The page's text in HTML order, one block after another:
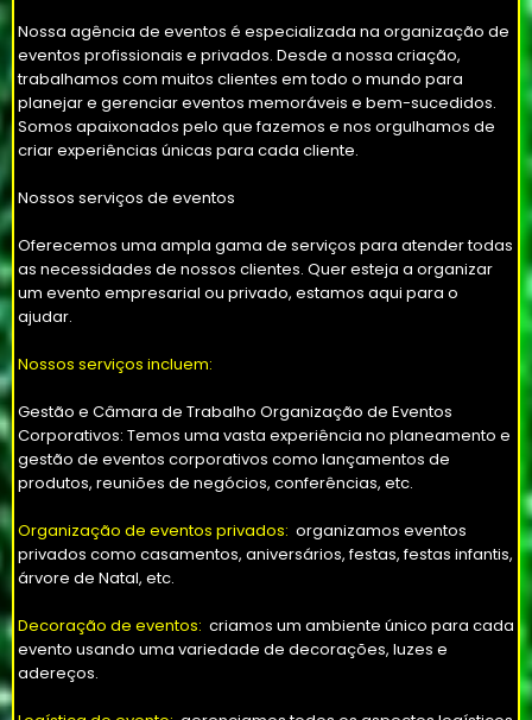
Nossa agência de eventos é especializada na organização de
eventos profissionais e privados. Desde a nossa criação,
trabalhamos com muitos clientes em todo o mundo para
planejar e gerenciar eventos memoráveis ​​e bem-sucedidos.
Somos apaixonados pelo que fazemos e nos orgulhamos de
criar experiências únicas para cada cliente.
Nossos serviços de eventos
Oferecemos uma ampla gama de serviços para atender todas
as necessidades de nossos clientes. Quer esteja a organizar
um evento empresarial ou privado, estamos aqui para o
ajudar.
Nossos serviços incluem:
Gestão e Câmara de Trabalho Organização de Eventos
Corporativos: Temos uma vasta experiência no planeamento e
gestão de eventos corporativos como lançamentos de
produtos, reuniões de negócios, conferências, etc.
Organização de eventos privados: organizamos eventos
privados como casamentos, aniversários, festas, festas infantis,
árvore de Natal, etc.
Decoração de eventos: criamos um ambiente único para cada
evento usando uma variedade de decorações, luzes e
adereços.